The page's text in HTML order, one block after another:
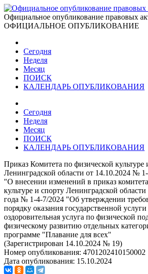
Официальное опубликование правовых
ОФИЦИАЛЬНОЕ ОПУБЛИКОВАНИЕ
Сегодня
Неделя
Месяц
ПОИСК
КАЛЕНДАРЬ ОПУБЛИКОВАНИЯ
Сегодня
Неделя
Месяц
ПОИСК
КАЛЕНДАРЬ ОПУБЛИКОВАНИЯ
Приказ Комитета по физической культуре
Ленинградской области от 14.10.2024 №
"О внесении изменений в приказ
культуре и спорту Ленинградской
года № 1-4-7/2024 "Об утверждении
порядку оказания государственной
оздоровительная услуга по физической
физическому развитию отдельных
программе "Плавание для всех"
(Зарегистрирован 14.10.2024 № 19)
Номер опубликования: 4701202410150002
Дата опубликования: 15.10.2024